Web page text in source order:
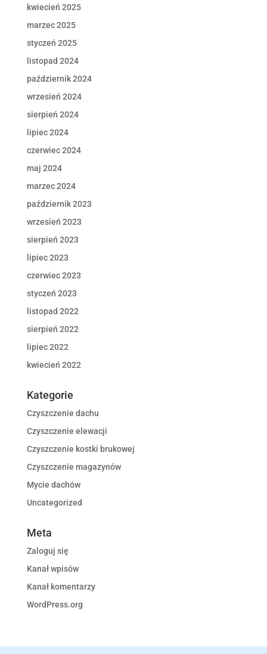
kwiecień 2025
marzec 2025
styczeń 2025
listopad 2024
październik 2024
wrzesień 2024
sierpień 2024
lipiec 2024
czerwiec 2024
maj 2024
marzec 2024
październik 2023
wrzesień 2023
sierpień 2023
lipiec 2023
czerwiec 2023
styczeń 2023
listopad 2022
sierpień 2022
lipiec 2022
kwiecień 2022
Kategorie
Czyszczenie dachu
Czyszczenie elewacji
Czyszczenie kostki brukowej
Czyszczenie magazynów
Mycie dachów
Uncategorized
Meta
Zaloguj się
Kanał wpisów
Kanał komentarzy
WordPress.org